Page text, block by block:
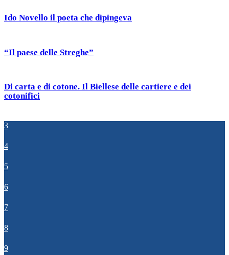
Ido Novello il poeta che dipingeva
“Il paese delle Streghe”
Di carta e di cotone. Il Biellese delle cartiere e dei
cotonifici
3
4
5
6
7
8
9